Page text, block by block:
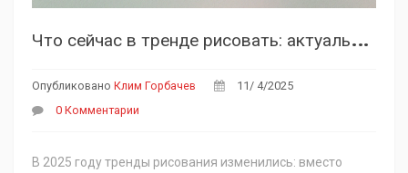
Ч
то сейчас в тренде рисовать: актуальные направления в графическом дизайне 2025
Опубликовано Клим Горбачев
11/ 4/2025
0 Комментарии
В 2025 году тренды рисования изменились: вместо